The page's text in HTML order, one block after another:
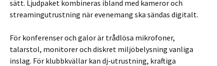
sätt. Ljudpaket kombineras ibland med kameror och
streamingutrustning när evenemang ska sändas digitalt.
För konferenser och galor är trådlösa mikrofoner,
talarstol, monitorer och diskret miljöbelysning vanliga
inslag. För klubbkvällar kan dj-utrustning, kraftiga